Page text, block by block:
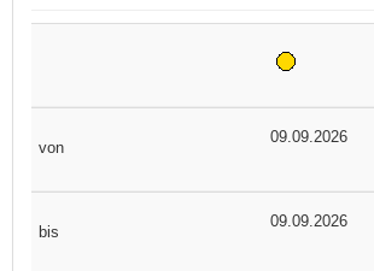
09.09.2026
09.09.2026